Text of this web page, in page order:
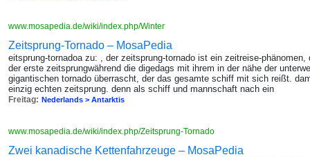
www.mosapedia.de/wiki/index.php/Winter
Zeitsprung-Tornado – MosaPedia
eitsprung-tornadoa zu: , der zeitsprung-tornado ist ein zeitreise-
der erste zeitsprungwährend die digedags mit ihrem in der nähe der
gigantischen tornado überrascht, der das gesamte schiff mit sich reißt.
einzig echten zeitsprung. denn als schiff und mannschaft nach ein
Freitag: Nederlands > Antarktis
www.mosapedia.de/wiki/index.php/Zeitsprung-Tornado
Zwei kanadische Kettenfahrzeuge – MosaPedia